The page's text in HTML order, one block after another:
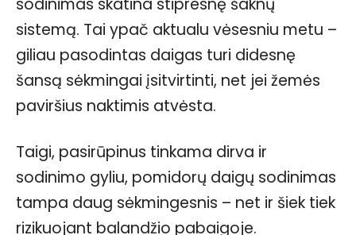
sistemą. Tai ypač aktualu vėsesniu metu –
giliau pasodintas daigas turi didesnę
šansą sėkmingai įsitvirtinti, net jei žemės
paviršius naktimis atvėsta.
Taigi, pasirūpinus tinkama dirva ir
sodinimo gyliu, pomidorų daigų sodinimas
tampa daug sėkmingesnis – net ir šiek tiek
rizikuojant balandžio pabaigoje.